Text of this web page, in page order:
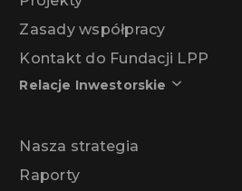
Zasady współpracy
Kontakt do Fundacji LPP
Relacje Inwestorskie
Nasza strategia
Raporty